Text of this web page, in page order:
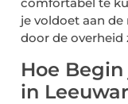
comfortabel te
je voldoet aan
door de overheid
Hoe
in